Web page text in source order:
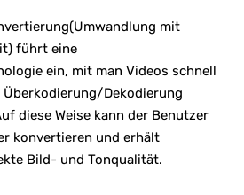
mit
führt eine
ein, mit man Videos schnell
Dekodierung
diese Weise kann der Benutzer
konvertieren und erhält
Bild- und Tonqualität.